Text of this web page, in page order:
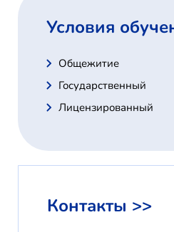
Условия
Общежитие
Государственный
Лицензированный
Контакты >>